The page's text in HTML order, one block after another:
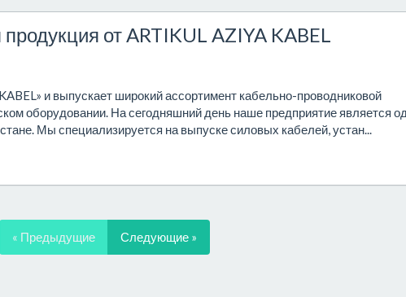
от ARTIKUL AZIYA KABEL
и выпускает широкий ассортимент кабельно-проводниковой
оборудовании. На сегодняшний день наше предприятие является
Мы специализируется на выпуске силовых кабелей, устан...
« Предыдущие Следующие »